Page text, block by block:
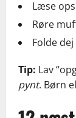
Læse
Røre
Folde
Tip: Lav
pynt. Børn